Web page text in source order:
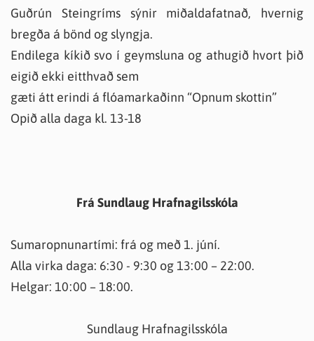
Guðrún Steingríms sýnir miðaldafatnað, hvernig
bregða á bönd og slyngja.
Endilega kíkið svo í geymsluna og athugið hvort þið
eigið ekki eitthvað sem
gæti átt erindi á flóamarkaðinn “Opnum skottin”
Opið alla daga kl. 13-18
Frá Sundlaug Hrafnagilsskóla
Sumaropnunartími: frá og með 1. júní.
Alla virka daga: 6:30 - 9:30 og 13:00 – 22:00.
Helgar: 10:00 – 18:00.
Sundlaug Hrafnagilsskóla